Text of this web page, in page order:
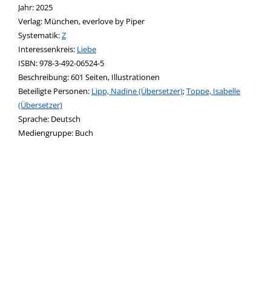
Jahr:2025
Verlag: München, everlove by Piper
opens in new tab
Diesen Link in neuem Tab öffnen
Systematik:Suche nach dieser Systematik
Z
Interessenkreis: Suche nach diesem Interessenskreis
Liebe
ISBN:978-3-492-06524-5
Beschreibung:601 Seiten, Illustrationen
Beteiligte Personen: Suche nach dieser Beteiligten Person
Lipp, Nadine (Übersetzer);Toppe, Isabelle
(Übersetzer)
Sprache: Deutsch
Mediengruppe: Buch